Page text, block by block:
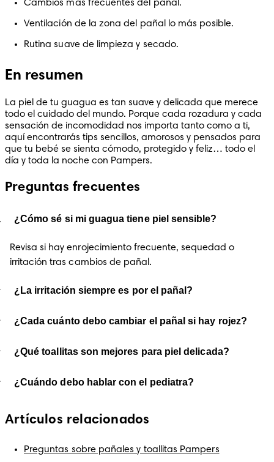
Cambios más frecuentes del pañal.
Ventilación de la zona del pañal lo más posible.
Rutina suave de limpieza y secado.
En resumen
La piel de tu guagua es tan suave y delicada que merece
todo el cuidado del mundo. Porque cada rozadura y cada
sensación de incomodidad nos importa tanto como a ti,
aquí encontrarás tips sencillos, amorosos y pensados para
que tu bebé se sienta cómodo, protegido y feliz… todo el
día y toda la noche con Pampers.
Preguntas frecuentes
¿Cómo sé si mi guagua tiene piel sensible?
Revisa si hay enrojecimiento frecuente, sequedad o
irritación tras cambios de pañal.
¿La irritación siempre es por el pañal?
¿Cada cuánto debo cambiar el pañal si hay rojez?
¿Qué toallitas son mejores para piel delicada?
¿Cuándo debo hablar con el pediatra?
Artículos relacionados
Preguntas sobre pañales y toallitas Pampers